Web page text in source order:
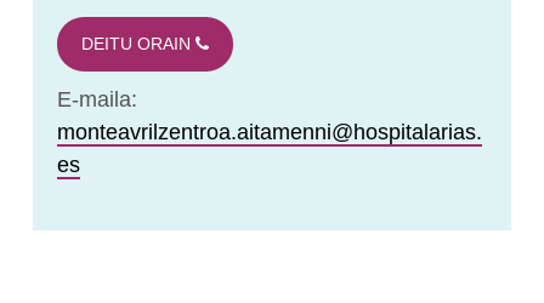
DEITU ORAIN
E-maila:
monteavrilzentroa.aitamenni@hospitalarias.
es